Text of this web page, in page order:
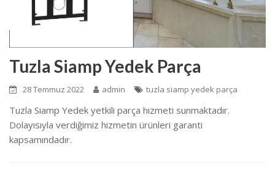
Tuzla Siamp Yedek Parça
28 Temmuz 2022 admin tuzla siamp yedek parça
Tuzla Siamp Yedek yetkili parça hizmeti sunmaktadır.
Dolayısıyla verdiğimiz hizmetin ürünleri garanti
kapsamındadır.